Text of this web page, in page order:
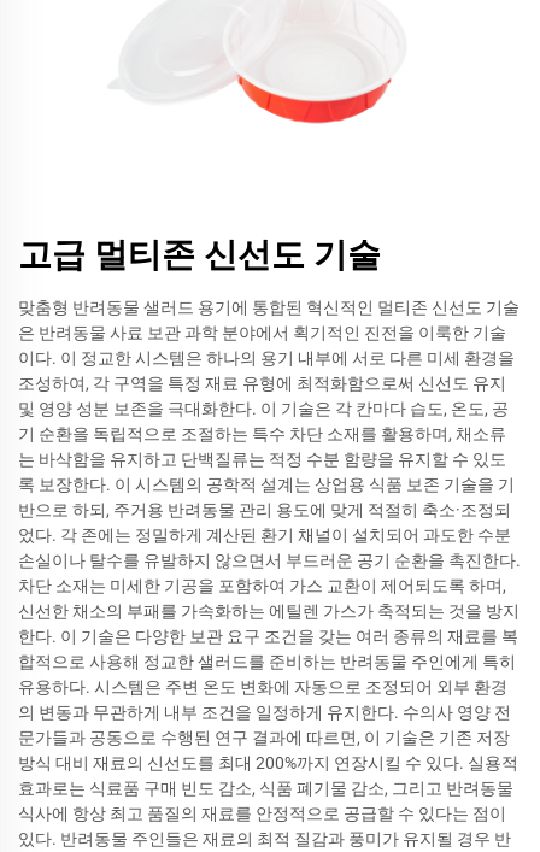
고급 멀티존 신선도 기술
맞춤형 반려동물 샐러드 용기에 통합된 혁신적인 멀티존 신선도 기술
은 반려동물 사료 보관 과학 분야에서 획기적인 진전을 이룩한 기술
이다. 이 정교한 시스템은 하나의 용기 내부에 서로 다른 미세 환경을
조성하여, 각 구역을 특정 재료 유형에 최적화함으로써 신선도 유지
및 영양 성분 보존을 극대화한다. 이 기술은 각 칸마다 습도, 온도, 공
기 순환을 독립적으로 조절하는 특수 차단 소재를 활용하며, 채소류
는 바삭함을 유지하고 단백질류는 적정 수분 함량을 유지할 수 있도
록 보장한다. 이 시스템의 공학적 설계는 상업용 식품 보존 기술을 기
반으로 하되, 주거용 반려동물 관리 용도에 맞게 적절히 축소·조정되
었다. 각 존에는 정밀하게 계산된 환기 채널이 설치되어 과도한 수분
손실이나 탈수를 유발하지 않으면서 부드러운 공기 순환을 촉진한다.
차단 소재는 미세한 기공을 포함하여 가스 교환이 제어되도록 하며,
신선한 채소의 부패를 가속화하는 에틸렌 가스가 축적되는 것을 방지
한다. 이 기술은 다양한 보관 요구 조건을 갖는 여러 종류의 재료를 복
합적으로 사용해 정교한 샐러드를 준비하는 반려동물 주인에게 특히
유용하다. 시스템은 주변 온도 변화에 자동으로 조정되어 외부 환경
의 변동과 무관하게 내부 조건을 일정하게 유지한다. 수의사 영양 전
문가들과 공동으로 수행된 연구 결과에 따르면, 이 기술은 기존 저장
방식 대비 재료의 신선도를 최대 200%까지 연장시킬 수 있다. 실용적
효과로는 식료품 구매 빈도 감소, 식품 폐기물 감소, 그리고 반려동물
식사에 항상 최고 품질의 재료를 안정적으로 공급할 수 있다는 점이
있다. 반려동물 주인들은 재료의 최적 질감과 풍미가 유지될 경우 반